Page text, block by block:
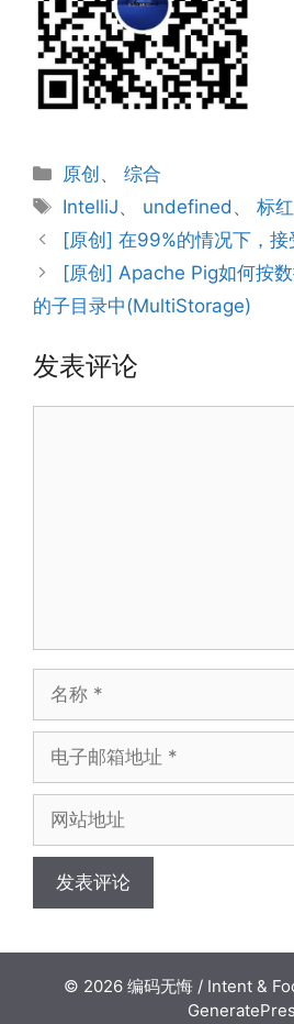
分
类
原创 、综合
标
签
IntelliJ、 undefined 、标红
[原创] 在99%的情况下，
[原创] Apache Pig如何按
的子目录中(MultiStorage)
发表评论
邮
地
地
© 2026 编码无悔 / Intent &